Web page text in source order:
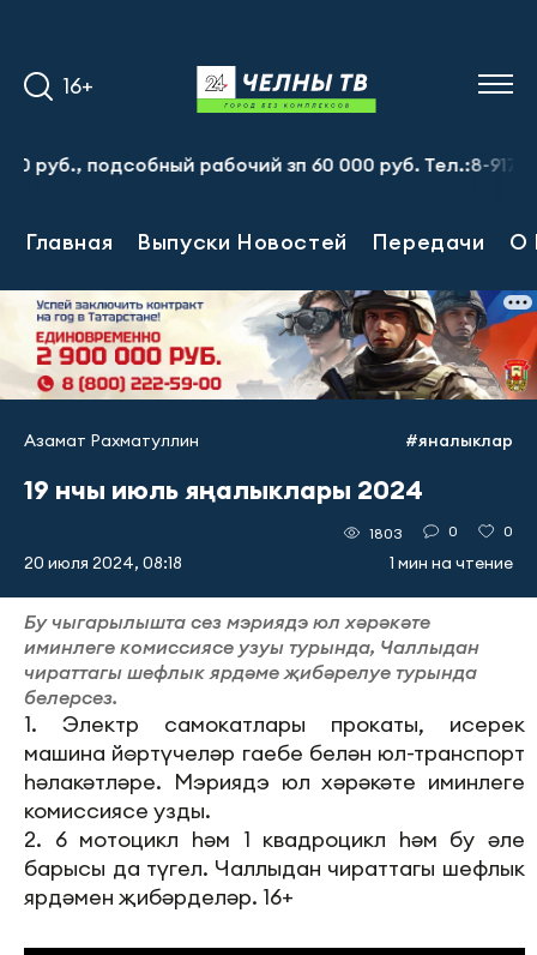
16+
подсобный рабочий зп 60 000 руб. Тел.:8-917-913-
Главная Выпуски Новостей Передачи О
Азамат Рахматуллин #яналыклар
19 нчы июль яңалыклары 2024
20 июля 2024, 08:18
1803 0 0
1 мин на чтение
Бу чыгарылышта сез мэриядэ юл хәрәкәте
иминлеге комиссиясе узуы турында, Чаллыдан
чираттагы шефлык ярдәме җибәрелуе турында
белерсез.
1. Электр самокатлары прокаты, исерек
машина йөртүчеләр гаебе белән юл-транспорт
һәлакәтләре. Мэриядэ юл хәрәкәте иминлеге
комиссиясе узды.
2. 6 мотоцикл һәм 1 квадроцикл һәм бу әле
барысы да түгел. Чаллыдан чираттагы шефлык
ярдәмен җибәрделәр. 16+